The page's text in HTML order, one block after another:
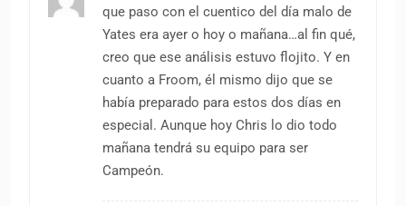
que paso con el cuentico del día malo de
Yates era ayer o hoy o mañana…al fin qué,
creo que ese análisis estuvo flojito. Y en
cuanto a Froom, él mismo dijo que se
había preparado para estos dos días en
especial. Aunque hoy Chris lo dio todo
mañana tendrá su equipo para ser
Campeón.